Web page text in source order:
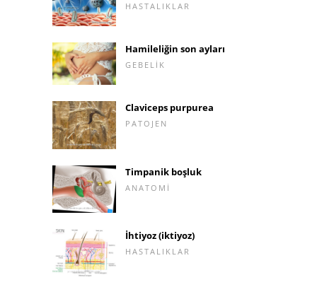
HASTALIKLAR
Hamileliğin son ayları
GEBELIK
Claviceps purpurea
PATOJEN
Timpanik boşluk
ANATOMI
İhtiyoz (iktiyoz)
HASTALIKLAR